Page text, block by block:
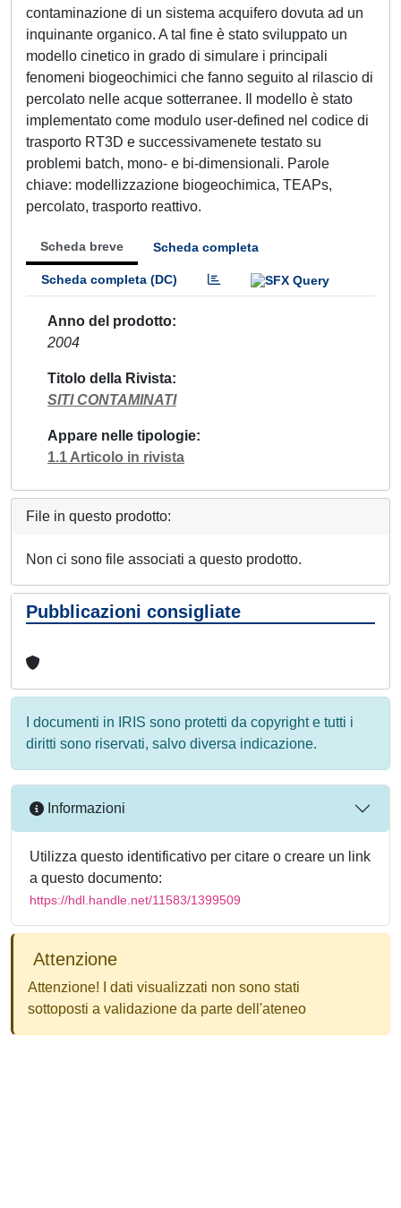
contaminazione di un sistema acquifero dovuta ad un
inquinante organico. A tal fine è stato sviluppato un
modello cinetico in grado di simulare i principali
fenomeni biogeochimici che fanno seguito al rilascio di
percolato nelle acque sotterranee. Il modello è stato
implementato come modulo user-defined nel codice di
trasporto RT3D e successivamenete testato su
problemi batch, mono- e bi-dimensionali. Parole
chiave: modellizzazione biogeochimica, TEAPs,
percolato, trasporto reattivo.
Scheda breve Scheda completa
Scheda completa (DC)
Anno del prodotto
2004
Titolo della Rivista
SITI CONTAMINATI
Appare nelle tipologie
1.1 Articolo in rivista
File in questo prodotto:
Non ci sono file associati a questo prodotto.
Pubblicazioni consigliate
I documenti in IRIS sono protetti da copyright e tutti i
diritti sono riservati, salvo diversa indicazione.
Informazioni
Utilizza questo identificativo per citare o creare un link
a questo documento:
https://hdl.handle.net/11583/1399509
Attenzione
Attenzione! I dati visualizzati non sono stati
sottoposti a validazione da parte dell'ateneo